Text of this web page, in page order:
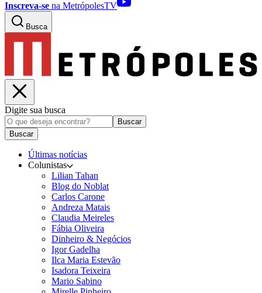
Inscreva-se na MetrópolesTV
Busca
Digite sua busca
Buscar
Buscar
Últimas notícias
Colunistas
Lilian Tahan
Blog do Noblat
Carlos Carone
Andreza Matais
Claudia Meireles
Fábia Oliveira
Dinheiro & Negócios
Igor Gadelha
Ilca Maria Estevão
Isadora Teixeira
Mario Sabino